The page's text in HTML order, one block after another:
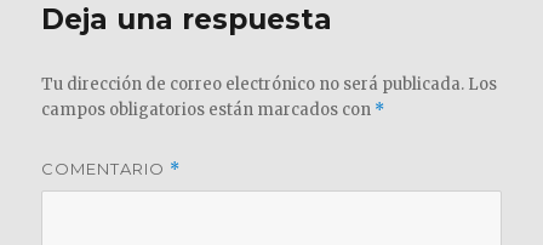
Deja una respuesta
Tu dirección de correo electrónico no será publicada. Los
campos obligatorios están marcados con *
COMENTARIO *